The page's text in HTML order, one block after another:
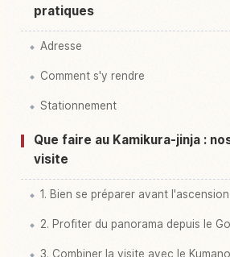
pratiques
Adresse
Comment s'y rendre
Stationnement
Que faire au Kamikura-jinja :
visite
1. Bien se préparer avant l'ascension
2. Profiter du panorama depuis le
3. Combiner la visite avec le